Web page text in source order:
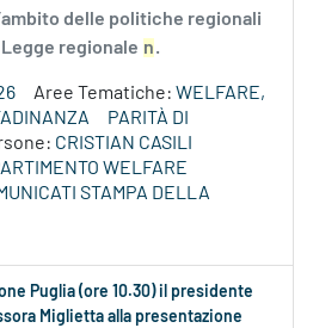
delle politiche regionali
regionale n.
Aree Tematiche: WELFARE,
PARITÀ DI
CRISTIAN CASILI
WELFARE
STAMPA DELLA
Puglia (ore 10.30) il presidente
Miglietta alla presentazione